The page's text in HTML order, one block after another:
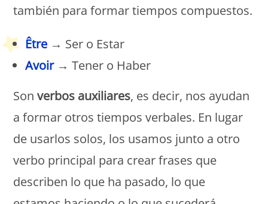
también para formar tiempos compuestos.
Être → Ser o Estar
Avoir → Tener o Haber
Sonverbos auxiliares, es decir, nos ayudan
a formar otros tiempos verbales. En lugar
de usarlos solos, los usamos junto a otro
verbo principal para crear frases que
describen lo que ha pasado, lo que